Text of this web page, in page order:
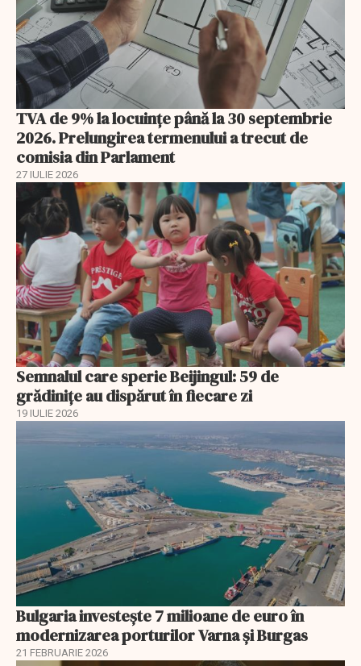
TVA de 9% la locuințe până la 30 septembrie
2026. Prelungirea termenului a trecut de
comisia din Parlament
27 IULIE 2026
Semnalul care sperie Beijingul: 59 de
grădinițe au dispărut în fiecare zi
19 IULIE 2026
Bulgaria investește 7 milioane de euro în
modernizarea porturilor Varna și Burgas
21 FEBRUARIE 2026